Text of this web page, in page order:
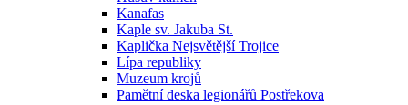
Kanafas
Kaple sv. Jakuba St.
Kaplička Nejsvětější Trojice
Lípa republiky
Muzeum krojů
Pamětní deska legionářů Postřekova